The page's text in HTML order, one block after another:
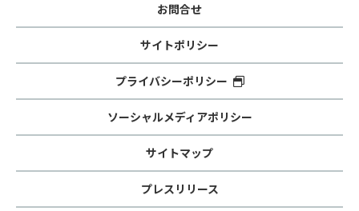
お問合せ
サイトポリシー
プライバシーポリシー
ソーシャルメディアポリシー
サイトマップ
プレスリリース